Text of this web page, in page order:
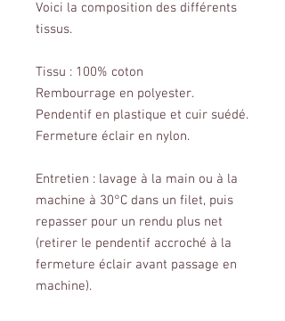
Voici la composition des différents
tissus.
Tissu : 100% coton
Rembourrage en polyester.
Pendentif en plastique et cuir suédé.
Fermeture éclair en nylon.
Entretien : lavage à la main ou à la
machine à 30°C dans un filet, puis
repasser pour un rendu plus net
(retirer le pendentif accroché à la
fermeture éclair avant passage en
machine).